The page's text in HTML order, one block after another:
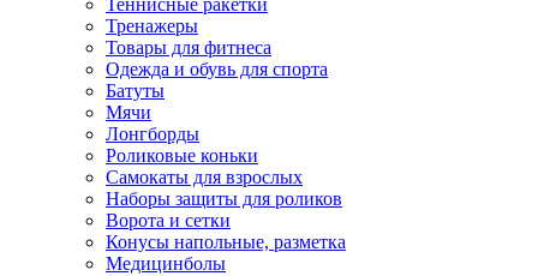
Теннисные ракетки
Тренажеры
Товары для фитнеса
Одежда и обувь для спорта
Батуты
Мячи
Лонгборды
Роликовые коньки
Самокаты для взрослых
Наборы защиты для роликов
Ворота и сетки
Конусы напольные, разметка
Медицинболы